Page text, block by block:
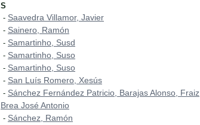
S
- Saavedra Villamor, Javier
- Sainero, Ramón
- Samartinho, Susd
- Samartinho, Suso
- Samartinho, Suso
- San Luís Romero, Xesús
- Sánchez Fernández Patricio, Barajas Alonso, Fraiz
Brea José Antonio
- Sánchez, Ramón